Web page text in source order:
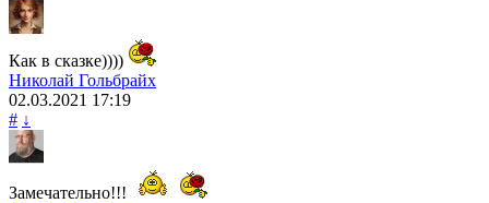
Как в сказке))))
Николай Гольбрайх
02.03.2021 17:19
# ↓
Замечательно!!!